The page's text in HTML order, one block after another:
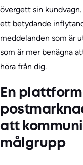
övergett sin
ett betydande
meddelanden som är
som är mer benägna
höra från dig.
En
att
målgrupp